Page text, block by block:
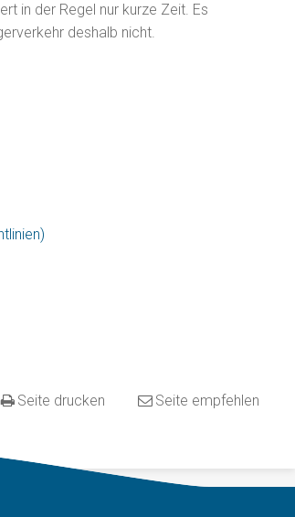
in der Regel nur kurze Zeit. Es
deshalb nicht.
Seite drucken Seite empfehlen